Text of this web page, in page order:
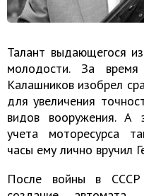
Талант выдающегося
молодости. За
Калашников изобрел
для увеличения
видов вооружения. А
учета моторесурса
часы ему лично вручил
После войны в СССР